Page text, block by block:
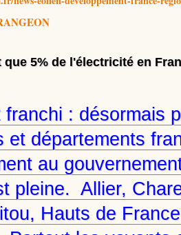
5% de l'électricité en
franchi : désormais
et départements
au
pleine. Allier,
Hauts de